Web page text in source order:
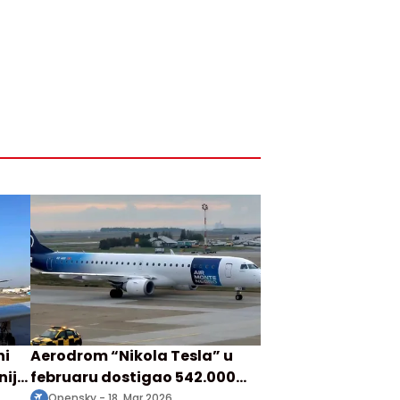
Aerodrom “Nikola Tesla” u
februaru dostigao 542.000